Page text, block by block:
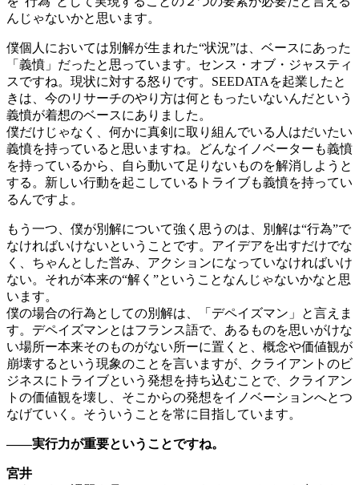
んじゃないかと思います。
僕個人においては別解が生まれた“状況”は、ベースにあった
「義憤」だったと思っています。センス・オブ・ジャスティ
スですね。現状に対する怒りです。SEEDATAを起業したと
きは、今のリサーチのやり方は何ともったいないんだという
義憤が着想のベースにありました。
僕だけじゃなく、何かに真剣に取り組んでいる人はだいたい
義憤を持っていると思いますね。どんなイノベーターも義憤
を持っているから、自ら動いて足りないものを解消しようと
する。新しい行動を起こしているトライブも義憤を持ってい
るんですよ。
もう一つ、僕が別解について強く思うのは、別解は“行為”で
なければいけないということです。アイデアを出すだけでな
く、ちゃんとした営み、アクションになっていなければいけ
ない。それが本来の“解く”ということなんじゃないかなと思
います。
僕の場合の行為としての別解は、「デペイズマン」と言えま
す。デペイズマンとはフランス語で、あるものを思いがけな
い場所ー本来そのものがない所ーに置くと、概念や価値観が
崩壊するという現象のことを言いますが、クライアントのビ
ジネスにトライブという発想を持ち込むことで、クライアン
トの価値観を壊し、そこからの発想をイノベーションへとつ
なげていく。そういうことを常に目指しています。
――実行力が重要ということですね。
宮井